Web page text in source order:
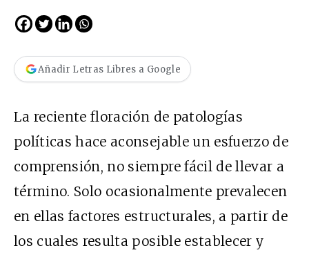
Añadir Letras Libres a Google
La reciente floración de patologías
políticas hace aconsejable un esfuerzo de
comprensión, no siempre fácil de llevar a
término. Solo ocasionalmente prevalecen
en ellas factores estructurales, a partir de
los cuales resulta posible establecer y